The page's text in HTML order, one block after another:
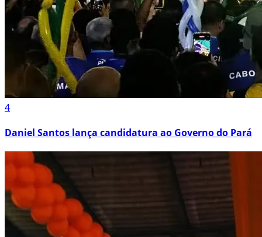
4
Daniel Santos lança candidatura ao Governo do Pará